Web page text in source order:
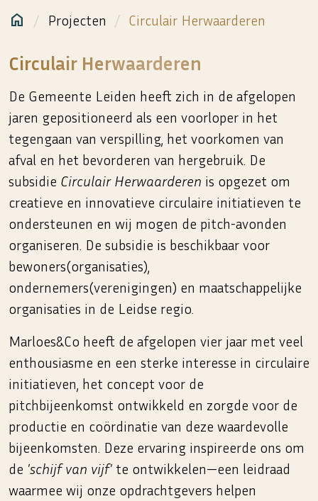
home
Marloes & Co
Projecten Circulair Herwaarderen
Circulair Herwaarderen
De Gemeente Leiden heeft zich in de afgelopen
jaren gepositioneerd als een voorloper in het
tegengaan van verspilling, het voorkomen van
afval en het bevorderen van hergebruik. De
subsidie Circulair Herwaarderen is opgezet om
creatieve en innovatieve circulaire initiatieven te
ondersteunen en wij mogen de pitch-avonden
organiseren. De subsidie is beschikbaar voor
bewoners(organisaties),
ondernemers(verenigingen) en maatschappelijke
organisaties in de Leidse regio.
Marloes&Co heeft de afgelopen vier jaar met veel
enthousiasme en een sterke interesse in circulaire
initiatieven, het concept voor de
pitchbijeenkomst ontwikkeld en zorgde voor de
productie en coördinatie van deze waardevolle
bijeenkomsten. Deze ervaring inspireerde ons om
de 'schijf van vijf' te ontwikkelen—een leidraad
waarmee wij onze opdrachtgevers helpen